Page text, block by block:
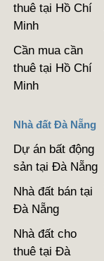
thuê tại Hồ Chí
Minh
Cần mua cần
thuê tại Hồ Chí
Minh
Nhà đất Đà Nẵng
Dự án bất động
sản tại Đà Nẵng
Nhà đất bán tại
Đà Nẵng
Nhà đất cho
thuê tại Đà